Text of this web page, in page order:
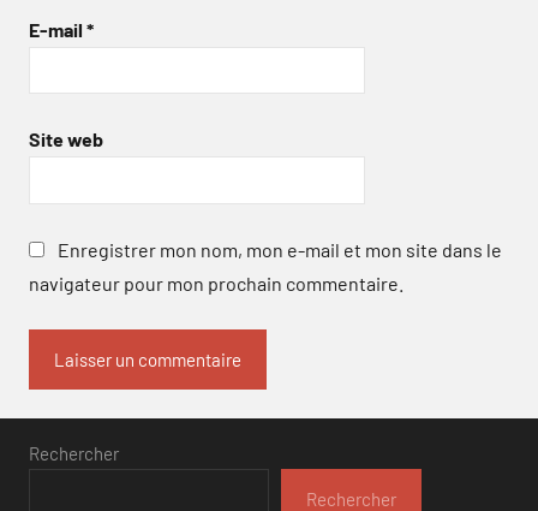
E-mail *
Site web
Enregistrer mon nom, mon e-mail et mon site dans le
navigateur pour mon prochain commentaire.
Rechercher
Rechercher